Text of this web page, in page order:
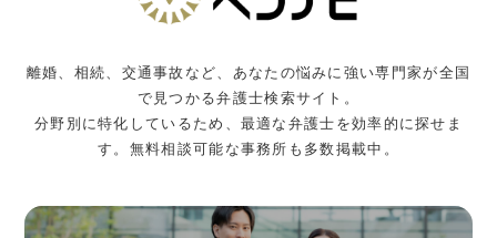
離婚、相続、交通事故など、あなたの悩みに強い専門家が全国
で見つかる弁護士検索サイト。
分野別に特化しているため、最適な弁護士を効率的に探せま
す。無料相談可能な事務所も多数掲載中。